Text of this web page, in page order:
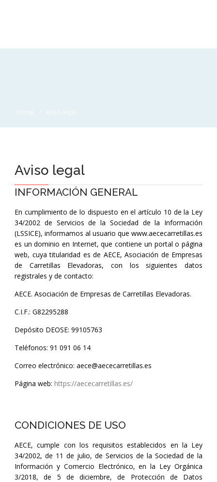
Home Aviso legal
Aviso legal
INFORMACIÓN GENERAL
En cumplimiento de lo dispuesto en el artículo 10 de la Ley
34/2002 de Servicios de la Sociedad de la Información
(LSSICE), informamos al usuario que www.aececarretillas.es
es un dominio en Internet, que contiene un portal o página
web, cuya titularidad es de AECE, Asociación de Empresas
de Carretillas Elevadoras, con los siguientes datos
registrales y de contacto:
AECE. Asociación de Empresas de Carretillas Elevadoras.
C.I.F.: G82295288
Depósito DEOSE: 99105763
Teléfonos: 91 091 06 14
Correo electrónico: aece@aececarretillas.es
Página web: https://aececarretillas.es/
CONDICIONES DE USO
AECE, cumple con los requisitos establecidos en la Ley
34/2002, de 11 de julio, de Servicios de la Sociedad de la
Información y Comercio Electrónico, en la Ley Orgánica
3/2018, de 5 de diciembre, de Protección de Datos